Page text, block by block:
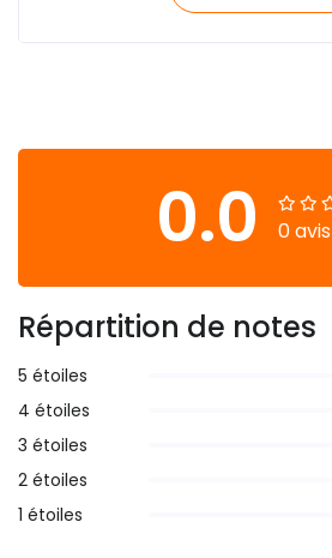
0.0 0 avis
Répartition de notes
5 étoiles
4 étoiles
3 étoiles
2 étoiles
1 étoiles